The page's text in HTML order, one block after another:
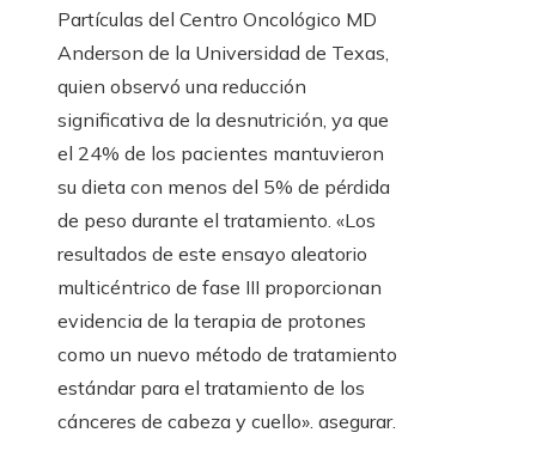
Partículas del Centro Oncológico MD
Anderson de la Universidad de Texas,
quien observó una reducción
significativa de la desnutrición, ya que
el 24% de los pacientes mantuvieron
su dieta con menos del 5% de pérdida
de peso durante el tratamiento. «Los
resultados de este ensayo aleatorio
multicéntrico de fase III proporcionan
evidencia de la terapia de protones
como un nuevo método de tratamiento
estándar para el tratamiento de los
cánceres de cabeza y cuello». asegurar.